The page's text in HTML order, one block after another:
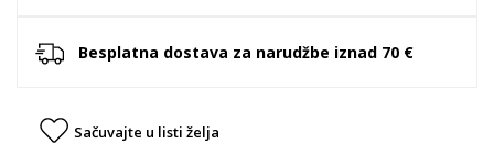
Besplatna dostava za narudžbe iznad 70 €
Sačuvajte u listi želja